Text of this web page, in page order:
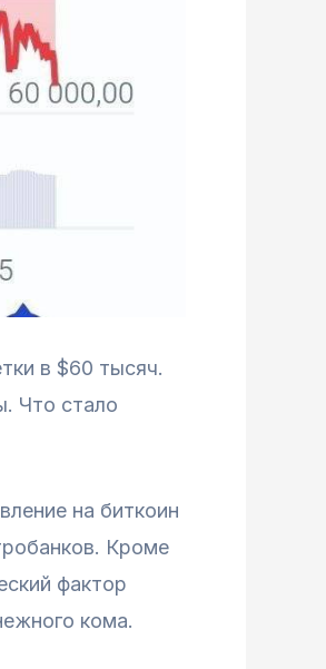
в $60 тысяч.
Что стало
на биткоин
Кроме
фактор
кома.